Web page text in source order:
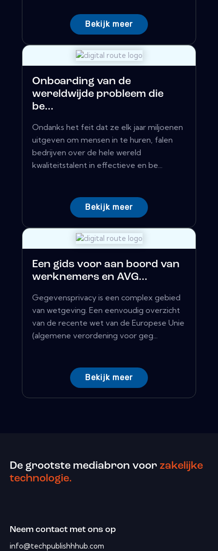
Bekijk meer
Onboarding van de
wereldwijde probleem die
be...
Ondanks het feit dat ze elk jaar miljoenen
uitgeven om mensen in te huren, falen
bedrijven over de hele wereld
kwaliteitstalent in effectieve en be...
Bekijk meer
Een gids voor aan boord van
werknemers en AVG...
Gegevensprivacy is een complex gebied
van wetgeving. Een eenvoudig overzicht
van de recente wet van de Europese Unie
(algemene verordening voor geg...
Bekijk meer
De grootste mediabron voor zakelijke
technologie.
Neem contact met ons op
info@techpublishhhub.com